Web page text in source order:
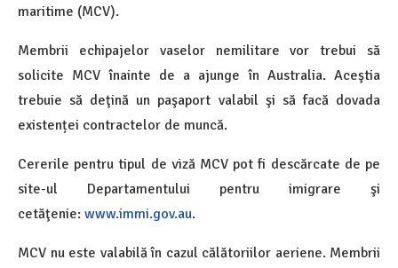
maritime (MCV).
Membrii echipajelor vaselor nemilitare vor trebui să
solicite MCV înainte de a ajunge în Australia. Aceştia
trebuie să deţină un paşaport valabil şi să facă dovada
existenței contractelor de muncă.
Cererile pentru tipul de viză MCV pot fi descărcate de pe
site-ul Departamentului pentru imigrare şi
cetăţenie: www.immi.gov.au.
MCV nu este valabilă în cazul călătoriilor aeriene. Membrii